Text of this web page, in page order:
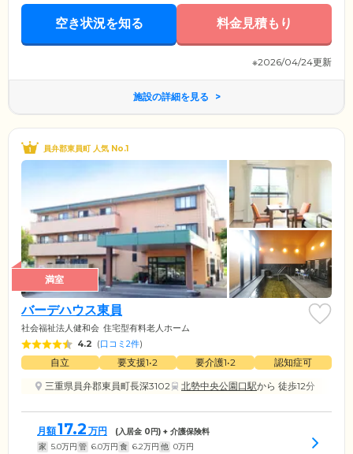
空き状況を知る 料金見積もり
※2026/04/24更新
施設の詳細を見る
員弁郡東員町 人気 No.1
満室
バーデハウス東員
社会福祉法人健和会 住宅型有料老人ホーム
4.2 (口コミ2件)
自立 要支援1•2 要介護1•2
認知症可
三重県員弁郡東員町長深3102
北勢中央公園口駅から 徒歩12分
月額17.2 万円 (入居金 0円) + 介護保険料
家 5.0万円 管 6.0万円 食 6.2万円 他 0万円